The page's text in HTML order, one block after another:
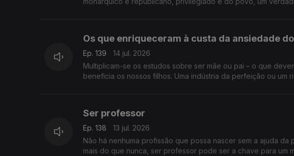
Os que enriqueceram à custa da ansiedade
Ep. 139
14 jul. 2026
Multiplicam-se os estudos sobre ser mãe ou pai – o que
beneficia os nossos filhos. Uma indústria da perfeição ou um
Ser professor
Ep. 138
13 jul. 2026
Não há nenhuma profissão que possa nascer sem a ajuda
mais do que nunca, ser professor pode ser a chave para um